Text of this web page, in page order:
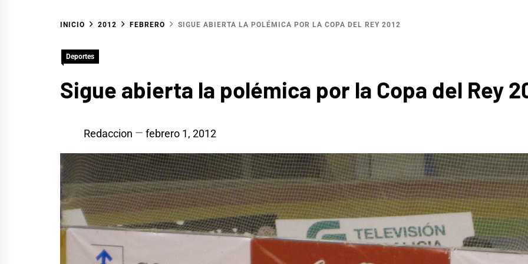
INICIO 2012 FEBRERO SIGUE ABIERTA LA POLÉMICA POR LA COPA DEL REY 2012
Deportes
Sigue abierta la polémica por la Copa del Rey
Redaccion febrero 1, 2012